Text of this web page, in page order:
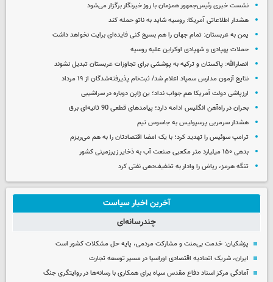
نشست خبری رئیس‌جمهور همزمان با روز خبرنگار برگزار می‌شود
هشدار اطلاعاتی آمریکا: روسیه شاید به ناتو حمله کند
یمن به عربستان: تمام جهان را هم بسیج کنی فایده‌ای برایت نخواهد داشت
حملات پهپادی و شهپادی اوکراین علیه روسیه
انصارالله: پاکستان و ترکیه به پوششی برای تجاوزات عربستان تبدیل نشوند
نتایج آزمون مدارس سمپاد اعلام شد/ ثبت‌نام پذیرفته‌شدگان از ۱۹ مرداد
ارزپاشی دولت آمریکا هم جواب نداد؛ ین ژاپن دوباره در سراشیبی
بحران در راه‌آهن انگلیس ادامه دارد؛ پیامدهای قطعی 90 ثانیه‌ای برق
هشدار سرمربی پرسپولیس به جاسوس تیم
ترامپ سوئیس را تهدید کرد؛ با یک امضا اقتصادتان را به هم می‌ریزم
بدهی ۱۵۰ میلیارد متر مکعبی صنعت آب به ذخایر زیرزمینی کشور
تنگه هرمز، ریاض را وادار به تخفیف‌دهی نفتی کرد
آخرین اخبار سیاست
چندرسانه‌ای
پزشکیان: خدمت بی‌منت و مشارکت مردمی، پایه حل مشکلات کشور است
ایران، شریک اتحادیه اقتصادی اوراسیا در مسیر توسعه تجارت
آمادگی مرکز اسناد دفاع مقدس سپاه برای همکاری با رسانه‌ها در روایتگری جنگ